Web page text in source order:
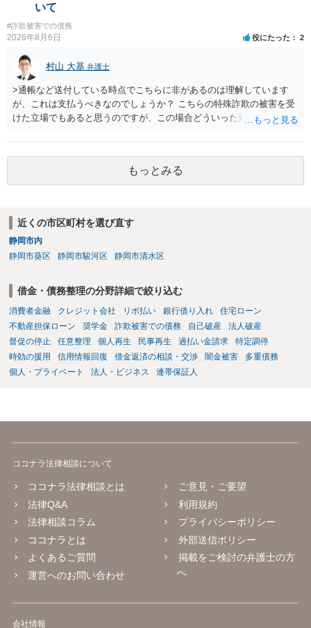
いて
#詐欺被害での債務
2026年8月6日 役にたった 2
村山 大基 弁護士
>通帳など送付している時点でこちらに非があるのは理解しています
が、これは支払うべきなのでしょうか？ こちらの特殊詐欺の被害を受
けた立場でもあると思うのですが、この場合どういった対処が必要で
がいいとは思います。 そもそも、特殊詐欺関係なく旦那さんの行為
は法に触れる可能性もあります。 ＞100万を支払わず穏便に和解する
ことは可能でしょうか？ →一般的には難しいです。相談者さんも１０
０万円の被害を受けたとして、１円も払わないで和解したいと言われ
はありますか？ そこはあり得ます、ただ、弁護士費用かけるならその
分賠償に回すことも考えられるので、 兼ね合いは考えてみましょう。
もっとみる
近くの市区町村を選び直す
静岡市内
静岡市葵区
静岡市駿河区 静岡市清水区
借金・債務整理の分野詳細で絞り込む
消費者金融 クレジット会社 リボ払い 銀行借り入れ
住宅ローン
不動産担保ローン
奨学金 詐欺被害での債務 自己破産
法人破産
督促の停止
任意整理 個人再生 民事再生 過払い金請求
特定調停
時効の援用
信用情報回復 借金返済の相談・交渉 闇金被害
多重債務
個人・プライベート
法人・ビジネス 連帯保証人
ココナラ法律相談について
ココナラ法律相談とは
法律Q&A
法律相談コラム
ココナラとは
よくあるご質問
運営へのお問い合わせ
ご意見・ご要望
利用規約
プライバシーポリシー
外部送信ポリシー
掲載をご検討の弁護士の方
へ
会社情報